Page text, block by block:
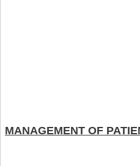
MANAGEMENT OF